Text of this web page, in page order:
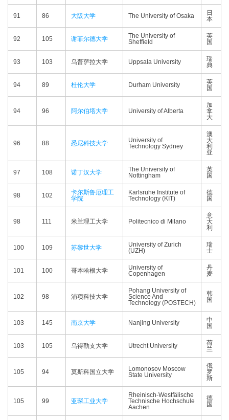
91 86 大阪大学 The University of Osaka
日
本
92 105 谢菲尔德大学
The University of
Sheffield
英
国
93 103 乌普萨拉大学 Uppsala University
瑞
典
94 89 杜伦大学 Durham University
英
国
94 96 阿尔伯塔大学 University of Alberta
加
拿
大
96 88 悉尼科技大学
University of
Technology Sydney
澳
大
利
亚
97 108 诺丁汉大学
The University of
Nottingham
英
国
98 102
卡尔斯鲁厄理工
学院
Karlsruhe Institute of
Technology (KIT)
德
国
98 111 米兰理工大学 Politecnico di Milano
意
大
利
100 109 苏黎世大学
University of Zurich
(UZH)
瑞
士
101 100 哥本哈根大学
University of
Copenhagen
丹
麦
102 98 浦项科技大学
Pohang University of
Science And
Technology (POSTECH)
韩
国
103 145 南京大学 Nanjing University
中
国
103 105 乌得勒支大学 Utrecht University
荷
兰
105 94 莫斯科国立大学
Lomonosov Moscow
State University
俄
罗
斯
105 99 亚琛工业大学
Rheinisch-Westfälische
Technische Hochschule
Aachen
德
国